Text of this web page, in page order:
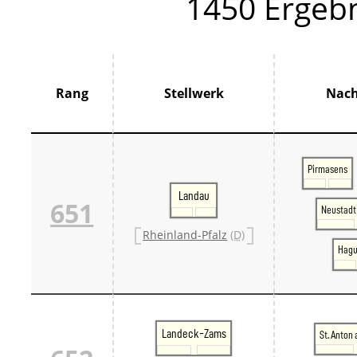
Italien
Schweiz
Rang Stellwerk
651
Landau
Rheinland-Pfalz (D)
Pirmasens
Landeck-Zams St. Anton